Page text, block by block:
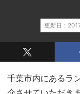
更新日：
千葉市内にあるラ